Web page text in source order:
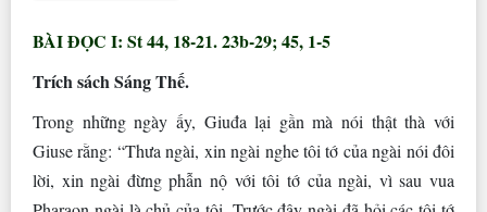
BÀI ĐỌC I: St 44, 18-21. 23b-29; 45, 1-5
Trích sách Sáng Thế.
Trong những ngày ấy, Giuđa lại gần mà nói thật thà với
Giuse rằng: “Thưa ngài, xin ngài nghe tôi tớ của ngài nói đôi
lời, xin ngài đừng phẫn nộ với tôi tớ của ngài, vì sau vua